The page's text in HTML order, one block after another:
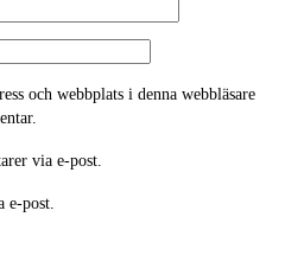
och webbplats i denna webbläsare
via e-post.
e-post.